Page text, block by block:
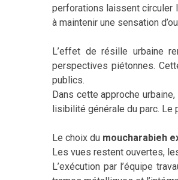
perforations laissent circuler
à maintenir une sensation
L’effet de résille urbaine
perspectives piétonnes.
publics.
Dans cette approche
lisibilité générale du parc. Le
Le choix du moucharabieh
Les vues restent ouvertes,
L’exécution par l’équipe